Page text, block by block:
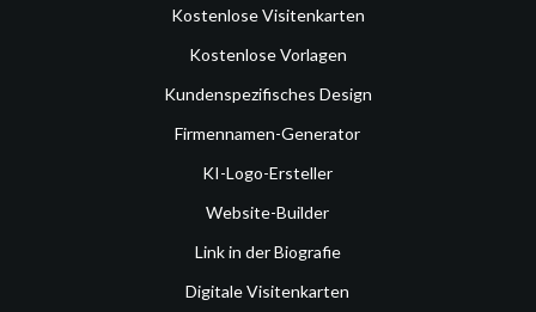
Kostenlose Visitenkarten
Kostenlose Vorlagen
Kundenspezifisches Design
Firmennamen-Generator
KI-Logo-Ersteller
Website-Builder
Link in der Biografie
Digitale Visitenkarten